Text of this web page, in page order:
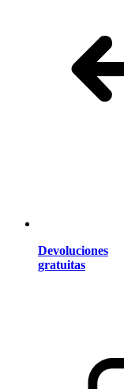
Devoluciones
gratuitas